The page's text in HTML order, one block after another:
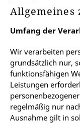
Allgemeines
Umfang der
Wir verarbeiten
grundsätzlich nur,
funktionsfähigen
Leistungen
regelmäßig nur
Ausnahme gilt in